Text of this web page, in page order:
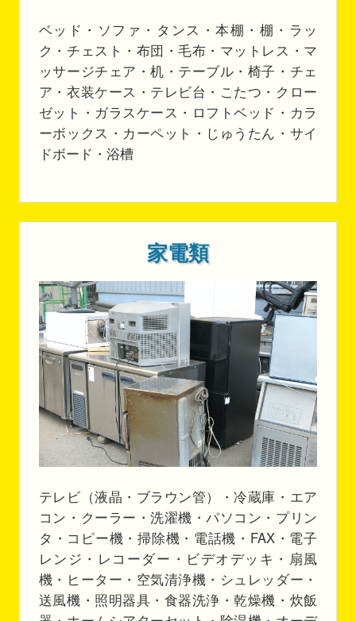
ベッド・ソファ・タンス・本棚・棚・ラッ
ク・チェスト・布団・毛布・マットレス・マ
ッサージチェア・机・テーブル・椅子・チェ
ア・衣装ケース・テレビ台・こたつ・クロー
ゼット・ガラスケース・ロフトベッド・カラ
ーボックス・カーペット・じゅうたん・サイ
ドボード・浴槽
家電類
テレビ（液晶・ブラウン管）・冷蔵庫・エア
コン・クーラー・洗濯機・パソコン・プリン
タ・コピー機・掃除機・電話機・FAX・電子
レンジ・レコーダー・ビデオデッキ・扇風
機・ヒーター・空気清浄機・シュレッダー・
送風機・照明器具・食器洗浄・乾燥機・炊飯